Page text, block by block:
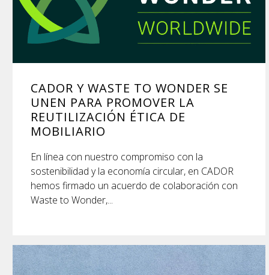
CADOR Y WASTE TO WONDER SE
UNEN PARA PROMOVER LA
REUTILIZACIÓN ÉTICA DE
MOBILIARIO
En línea con nuestro compromiso con la
sostenibilidad y la economía circular, en CADOR
hemos firmado un acuerdo de colaboración con
Waste to Wonder,...